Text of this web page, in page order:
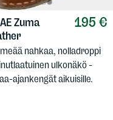
195 €
Zuma
nahkaa, nolladroppi
ulkonäkö -
ajankengät aikuisille.